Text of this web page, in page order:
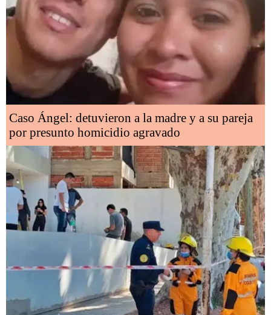
Caso Ángel: detuvieron a la madre y a su pareja
por presunto homicidio agravado